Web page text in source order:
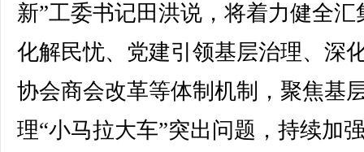
新”工委书记田洪说，将着力健全汇
化解民忧、党建引领基层治理、深
协会商会改革等体制机制，聚焦基
理“小马拉大车”突出问题，持续加